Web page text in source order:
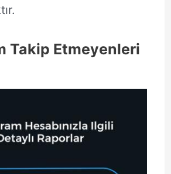
Takip Etmeyenleri